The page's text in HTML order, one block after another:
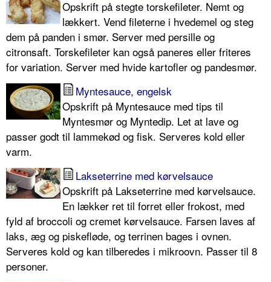
Opskrift på stegte torskefileter. Nemt og
lækkert. Vend fileterne i hvedemel og steg
dem på panden i smør. Server med persille og
citronsaft. Torskefileter kan også paneres eller friteres
for variation. Server med hvide kartofler og pandesmør.
Myntesauce, engelsk
Opskrift på Myntesauce med tips til
Myntesmør og Myntedip. Let at lave og
passer godt til lammekød og fisk. Serveres kold eller
varm.
Lakseterrine med kørvelsauce
Opskrift på Lakseterrine med kørvelsauce.
En lækker ret til forret eller frokost, med
fyld af broccoli og cremet kørvelsauce. Farsen laves af
laks, æg og piskefløde, og terrinen bages i ovnen.
Serveres kold og kan tilberedes i mikroovn. Passer til 8
personer.